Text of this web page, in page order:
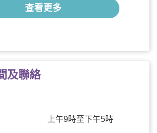
查看更多
及聯絡
上午9時至下午5時